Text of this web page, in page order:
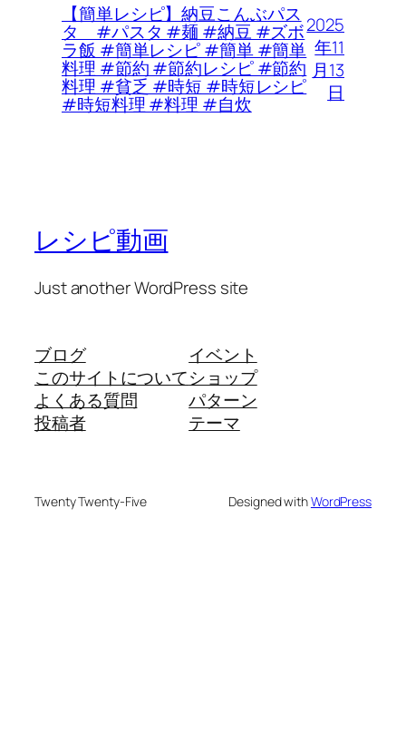
【簡単レシピ】納豆こんぶパス
タ #パスタ #麺 #納豆 #ズボ
ラ飯 #簡単レシピ #簡単 #簡単
料理 #節約 #節約レシピ #節約
料理 #貧乏 #時短 #時短レシピ
#時短料理 #料理 #自炊
2025
年11
月13
日
レシピ動画
Just another WordPress site
ブログ
このサイトについて
よくある質問
投稿者
イベント
ショップ
パターン
テーマ
Twenty Twenty-Five Designed withWordPress